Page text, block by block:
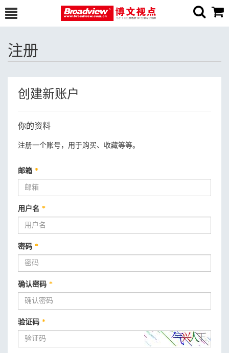
注册
创建新账户
你的资料
注册一个账号，用于购买、收藏等等。
邮箱 *
用户名 *
密码 *
确认密码 *
验证码 *